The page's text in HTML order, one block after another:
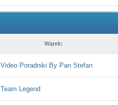
Wątek:
Video Poradniki By Pan Stefan
Team Legend